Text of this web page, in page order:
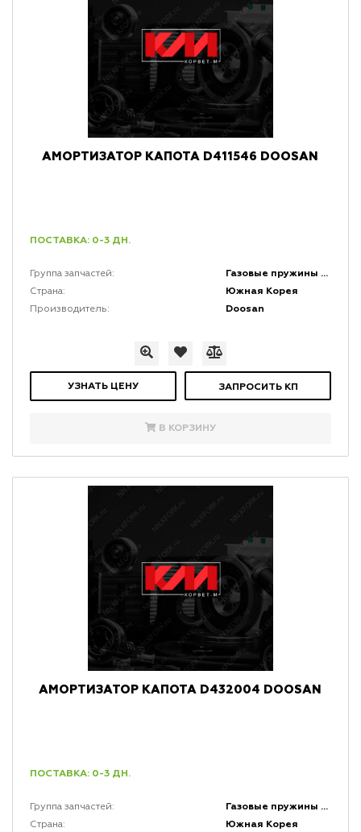
АМОРТИЗАТОР КАПОТА D411546 DOOSAN
ПОСТАВКА: 0-3 ДН.
Группа запчастей: Газовые пружины и амортизаторы
Страна: Южная Корея
Производитель: Doosan
УЗНАТЬ ЦЕНУ ЗАПРОСИТЬ КП
В КОРЗИНУ
АМОРТИЗАТОР КАПОТА D432004 DOOSAN
ПОСТАВКА: 0-3 ДН.
Группа запчастей: Газовые пружины и амортизаторы
Страна: Южная Корея